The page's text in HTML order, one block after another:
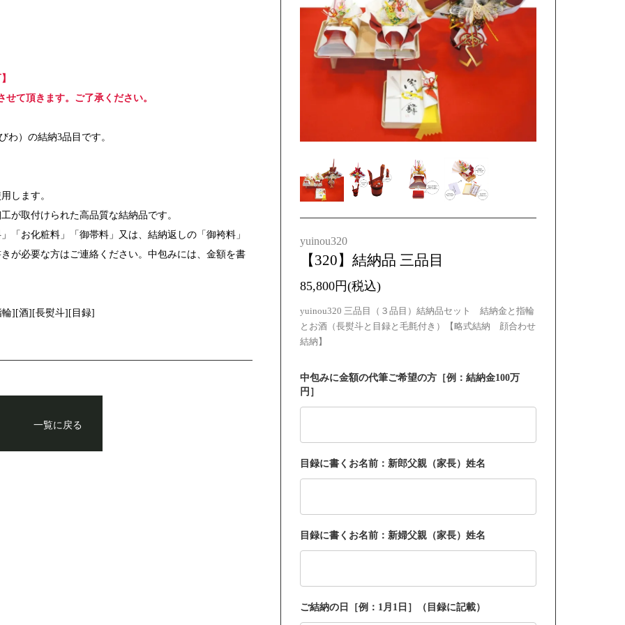
て頂きます。ご了承ください。
）の結納3品目です。
します。
が取付けられた高品質な結納品です。
「お化粧料」「御帯料」又は、結納返しの「御袴料」
が必要な方はご連絡ください。中包みには、金額を書
輪][酒][長熨斗][目録]
一覧に戻る
yuinou320
【320】結納品 三品目
85,800円(税込)
yuinou320 三品目（３品目）結納品セット 結納金と指輪
とお酒（長熨斗と目録と毛氈付き）【略式結納 顔合わせ
結納】
中包みに金額の代筆ご希望の方［例：結納金100万
円］
目録に書くお名前：新郎父親（家長）姓名
目録に書くお名前：新婦父親（家長）姓名
ご結納の日［例：1月1日］（目録に記載）